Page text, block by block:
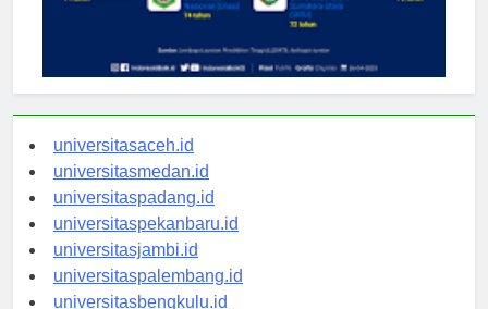
universitasaceh.id
universitasmedan.id
universitaspadang.id
universitaspekanbaru.id
universitasjambi.id
universitaspalembang.id